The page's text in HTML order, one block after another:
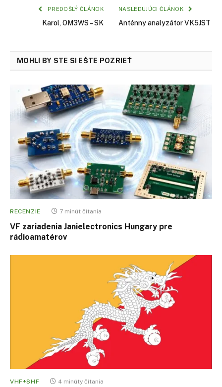
PREDOŠLÝ ČLÁNOK
Karol, OM3WS – SK
NASLEDUJÚCI ČLÁNOK
Anténny analyzátor VK5JST
MOHLI BY STE SI EŠTE POZRIEŤ
RECENZIE 7 minút čítania
VF zariadenia Janielectronics Hungary pre
rádioamatérov
VHF+SHF 4 minúty čítania